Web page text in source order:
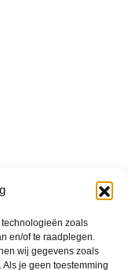
zoals
en/of te raadplegen.
wij gegevens zoals
je geen toestemming